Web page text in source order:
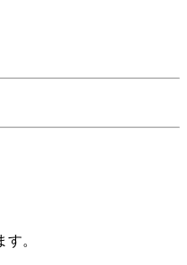
。